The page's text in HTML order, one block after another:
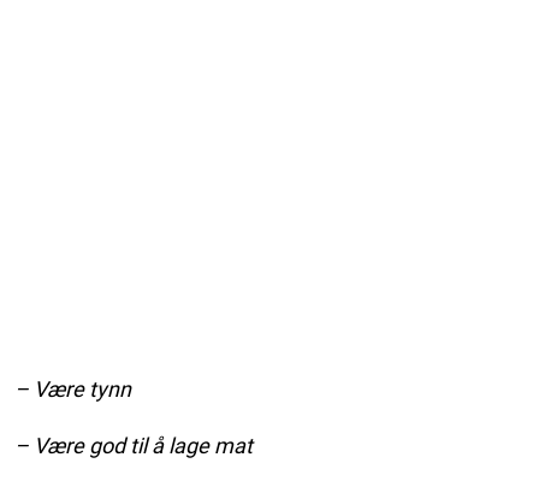
– Være tynn
– Være god til å lage mat